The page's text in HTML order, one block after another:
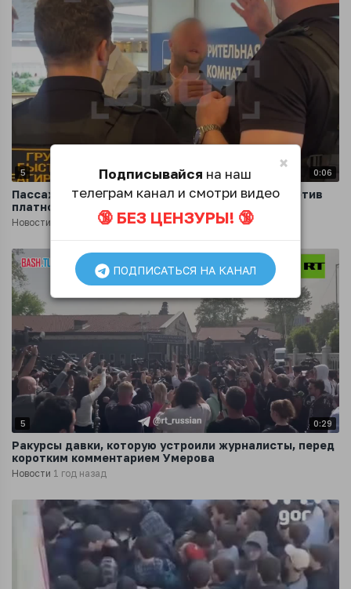
5 0:06
Пассажиры, застрявшие в Пулково, бунтуют против
платной курилки
Новости 1 год назад
5 0:29
Ракурсы давки, которую устроили журналисты, перед
коротким комментарием Умерова
Новости 1 год назад
×
Подписывайся на наш
телеграм канал и смотри видео
🔞 БЕЗ ЦЕНЗУРЫ! 🔞
ПОДПИСАТЬСЯ НА КАНАЛ